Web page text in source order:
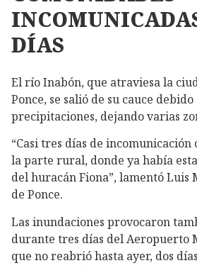
DÍAS
El río Inabón, que atraviesa la
Ponce, se salió de su cauce
precipitaciones, dejando varias
“Casi tres días de incomunicación
la parte rural, donde ya había
del huracán Fiona”, lamentó Luis
de Ponce.
Las inundaciones provocaron
durante tres días del Aeropuerto
que no reabrió hasta ayer, dos